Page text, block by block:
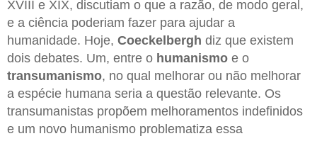
XVIII e XIX, discutiam o que a razão, de modo geral,
e a ciência poderiam fazer para ajudar a
humanidade. Hoje, Coeckelbergh diz que existem
dois debates. Um, entre o humanismo e o
transumanismo, no qual melhorar ou não melhorar
a espécie humana seria a questão relevante. Os
transumanistas propõem melhoramentos indefinidos
e um novo humanismo problematiza essa